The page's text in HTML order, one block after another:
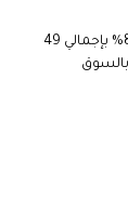
تم ضبط كمية من الدقيق البلدي المدعم استخراج 87.5% بإجمالي 49
بالسوق